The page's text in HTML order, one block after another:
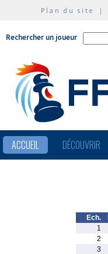
Plan du site |
Rechercher un joueur
ACCUEIL DÉCOUVRIR
Ech.
1
2
3